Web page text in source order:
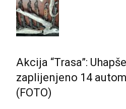
Akcija “Trasa”:
zaplijenjeno 14
(FOTO)